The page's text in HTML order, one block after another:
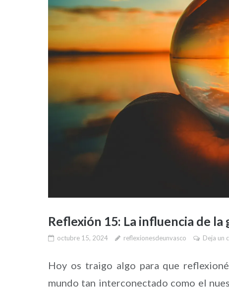
Reflexión 15: La influencia de la
octubre 15, 2024 reflexionesdeunvasco Deja un
Hoy os traigo algo para que
mundo tan interconectado como el